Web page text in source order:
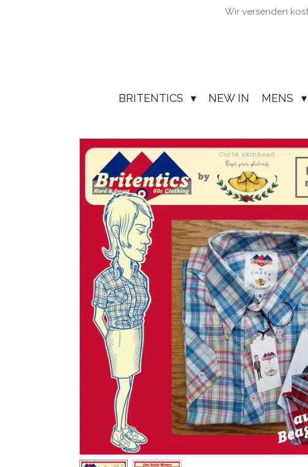
Wir versenden
BRITENTICS NEW IN MENS